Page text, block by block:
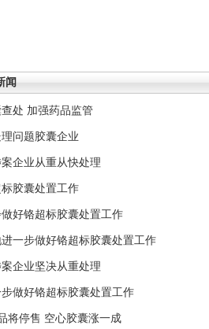
闻
处 加强药品监管
问题胶囊企业
企业从重从快处理
胶囊处置工作
好铬超标胶囊处置工作
一步做好铬超标胶囊处置工作
企业坚决从重处理
做好铬超标胶囊处置工作
将停售 空心胶囊涨一成